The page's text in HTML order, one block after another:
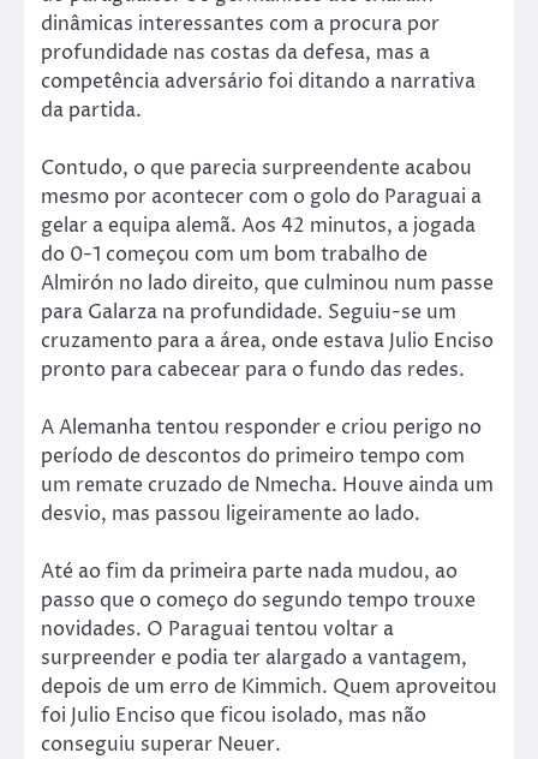
dinâmicas interessantes com a procura por
profundidade nas costas da defesa, mas a
competência adversário foi ditando a narrativa
da partida.
Contudo, o que parecia surpreendente acabou
mesmo por acontecer com o golo do Paraguai a
gelar a equipa alemã. Aos 42 minutos, a jogada
do 0-1 começou com um bom trabalho de
Almirón no lado direito, que culminou num passe
para Galarza na profundidade. Seguiu-se um
cruzamento para a área, onde estava Julio Enciso
pronto para cabecear para o fundo das redes.
A Alemanha tentou responder e criou perigo no
período de descontos do primeiro tempo com
um remate cruzado de Nmecha. Houve ainda um
desvio, mas passou ligeiramente ao lado.
Até ao fim da primeira parte nada mudou, ao
passo que o começo do segundo tempo trouxe
novidades. O Paraguai tentou voltar a
surpreender e podia ter alargado a vantagem,
depois de um erro de Kimmich. Quem aproveitou
foi Julio Enciso que ficou isolado, mas não
conseguiu superar Neuer.